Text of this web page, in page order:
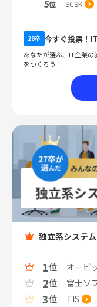
5位 SCSK
28卒 今すぐ投票！
あなたが選ぶ、IT企業
をつくろう！
独立系システ
1位 オービ
2位 富士ソ
3位 TIS